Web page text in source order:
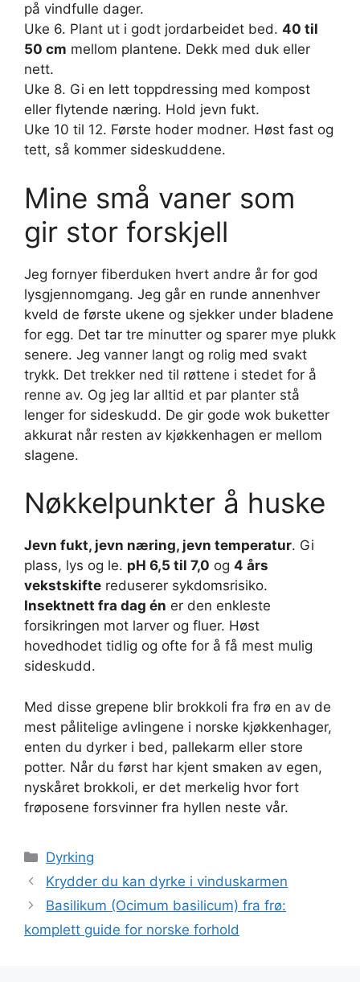
på vindfulle dager.
Uke 6. Plant ut i godt jordarbeidet bed. 40 til
50 cm mellom plantene. Dekk med duk eller
nett.
Uke 8. Gi en lett toppdressing med kompost
eller flytende næring. Hold jevn fukt.
Uke 10 til 12. Første hoder modner. Høst fast og
tett, så kommer sideskuddene.
Mine små vaner som
gir stor forskjell
Jeg fornyer fiberduken hvert andre år for god
lysgjennomgang. Jeg går en runde annenhver
kveld de første ukene og sjekker under bladene
for egg. Det tar tre minutter og sparer mye plukk
senere. Jeg vanner langt og rolig med svakt
trykk. Det trekker ned til røttene i stedet for å
renne av. Og jeg lar alltid et par planter stå
lenger for sideskudd. De gir gode wok buketter
akkurat når resten av kjøkkenhagen er mellom
slagene.
Nøkkelpunkter å huske
Jevn fukt, jevn næring, jevn temperatur. Gi
plass, lys og le. pH 6,5 til 7,0 og 4 års
vekstskifte reduserer sykdomsrisiko.
Insektnett fra dag én er den enkleste
forsikringen mot larver og fluer. Høst
hovedhodet tidlig og ofte for å få mest mulig
sideskudd.
Med disse grepene blir brokkoli fra frø en av de
mest pålitelige avlingene i norske kjøkkenhager,
enten du dyrker i bed, pallekarm eller store
potter. Når du først har kjent smaken av egen,
nyskåret brokkoli, er det merkelig hvor fort
frøposene forsvinner fra hyllen neste vår.
Kategorier
Dyrking
Krydder du kan dyrke i vinduskarmen
Basilikum (Ocimum basilicum) fra frø:
komplett guide for norske forhold